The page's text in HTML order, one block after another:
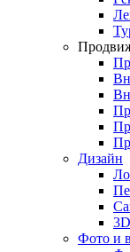
Дизайн
Фото и